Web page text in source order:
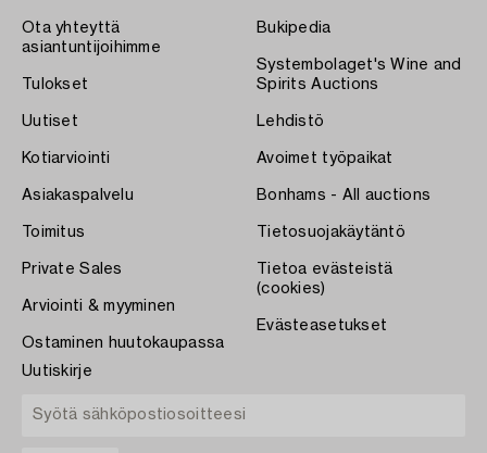
Ota yhteyttä
asiantuntijoihimme
Tulokset
Uutiset
Kotiarviointi
Asiakaspalvelu
Toimitus
Private Sales
Arviointi & myyminen
Ostaminen huutokaupassa
Bukipedia
Systembolaget's Wine and
Spirits Auctions
Lehdistö
Avoimet työpaikat
Bonhams - All auctions
Tietosuojakäytäntö
Tietoa evästeistä
(cookies)
Evästeasetukset
Uutiskirje